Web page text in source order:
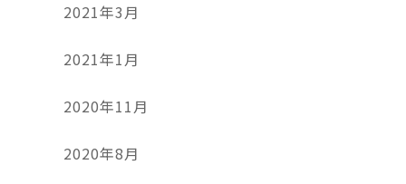
2021年3月
2021年1月
2020年11月
2020年8月